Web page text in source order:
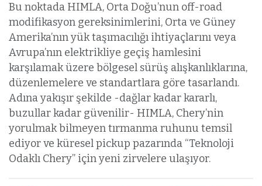
Bu noktada HIMLA, Orta Doğu’nun off-road
modifikasyon gereksinimlerini, Orta ve Güney
Amerika’nın yük taşımacılığı ihtiyaçlarını veya
Avrupa’nın elektrikliye geçiş hamlesini
karşılamak üzere bölgesel sürüş alışkanlıklarına,
düzenlemelere ve standartlara göre tasarlandı.
Adına yakışır şekilde -dağlar kadar kararlı,
buzullar kadar güvenilir- HIMLA, Chery’nin
yorulmak bilmeyen tırmanma ruhunu temsil
ediyor ve küresel pickup pazarında “Teknoloji
Odaklı Chery” için yeni zirvelere ulaşıyor.